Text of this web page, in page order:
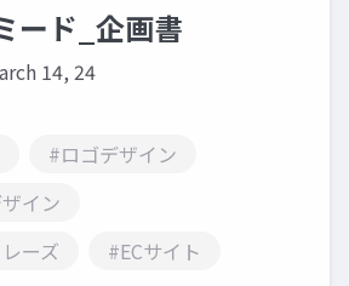
ード_企画書
14, 24
#ロゴデザイン
イン
ーズ
#ECサイト